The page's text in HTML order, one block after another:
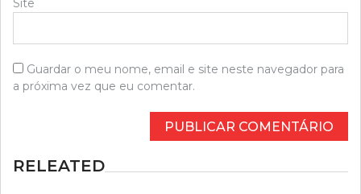
Site
Guardar o meu nome, email e site neste navegador para
a próxima vez que eu comentar.
RELEATED